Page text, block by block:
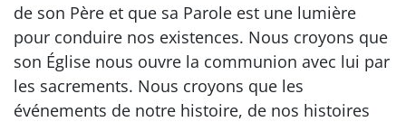
de son Père et que sa Parole est une lumière
pour conduire nos existences. Nous croyons que
son Église nous ouvre la communion avec lui par
les sacrements. Nous croyons que les
événements de notre histoire, de nos histoires